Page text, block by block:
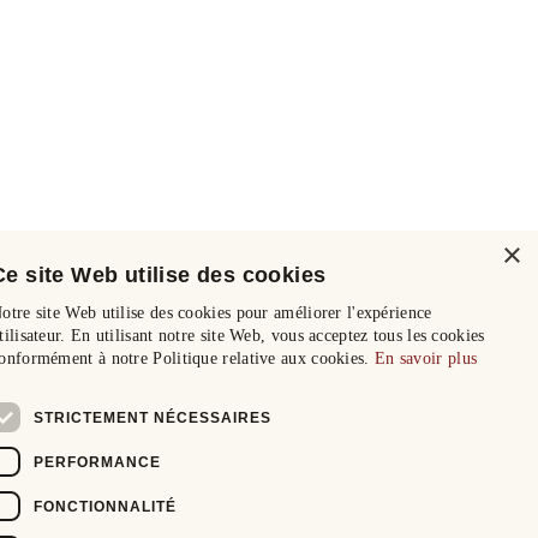
×
site Web utilise des cookies
site Web utilise des cookies pour améliorer l'expérience
En utilisant notre site Web, vous acceptez tous les cookies
à notre Politique relative aux cookies. En savoir plus
STRICTEMENT NÉCESSAIRES
PERFORMANCE
FONCTIONNALITÉ